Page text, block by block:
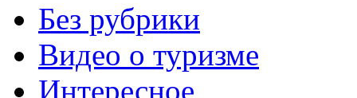
Без рубрики
Видео о туризме
Интересное